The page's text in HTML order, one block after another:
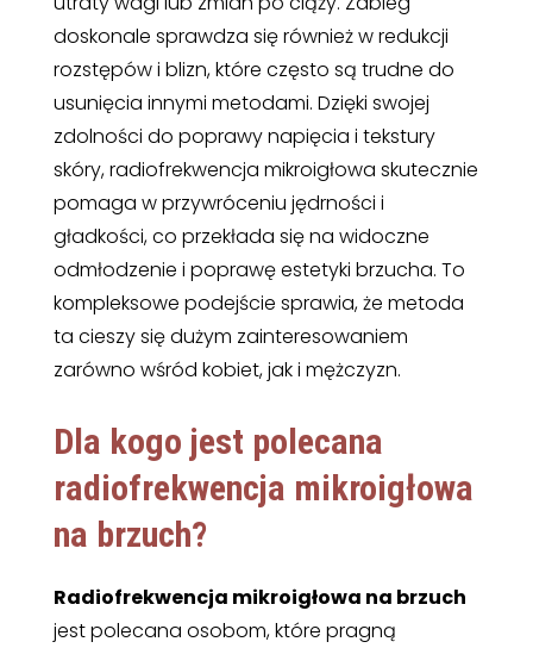
doskonale sprawdza się również w redukcji
rozstępów i blizn, które często są trudne do
usunięcia innymi metodami. Dzięki swojej
zdolności do poprawy napięcia i tekstury
skóry, radiofrekwencja mikroigłowa skutecznie
pomaga w przywróceniu jędrności i
gładkości, co przekłada się na widoczne
odmłodzenie i poprawę estetyki brzucha. To
kompleksowe podejście sprawia, że metoda
ta cieszy się dużym zainteresowaniem
zarówno wśród kobiet, jak i mężczyzn.
Dla kogo jest polecana
radiofrekwencja mikroigłowa
na brzuch?
Radiofrekwencja mikroigłowa na brzuch
jest polecana osobom, które pragną